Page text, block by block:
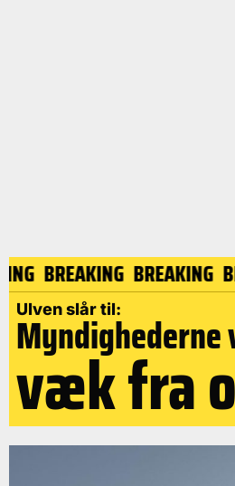
BREAKING BREAKING
Ulven slår til:
væk fra